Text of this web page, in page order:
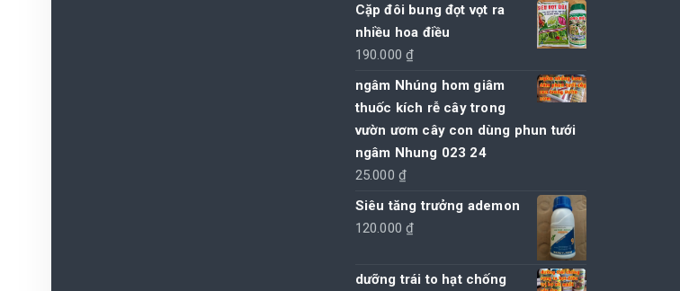
là:
Cặp đôi bung đọt vọt ra
nhiều hoa điều
190.000₫
ngâm Nhúng hom giâm
thuốc kích rễ cây trong
vườn ươm cây con dùng phun tưới
ngâm Nhung 023 24
25.000 ₫
Siêu tăng trưởng ademon
120.000₫
dưỡng trái to hạt chống